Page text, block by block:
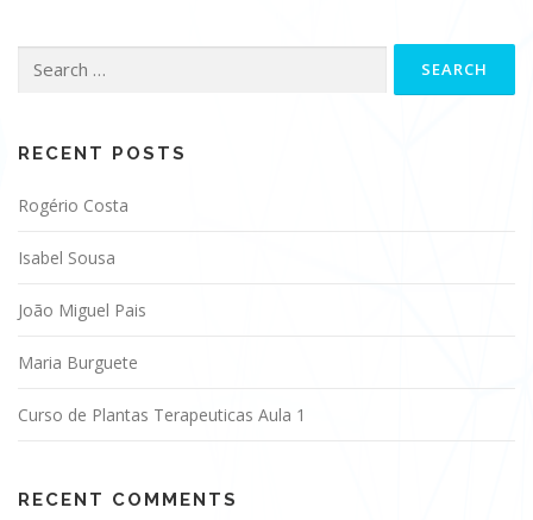
for:
RECENT POSTS
Rogério Costa
Isabel Sousa
João Miguel Pais
Maria Burguete
Curso de Plantas Terapeuticas Aula 1
RECENT COMMENTS